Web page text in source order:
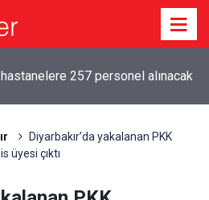
hastanelere 257 personel alınacak
Diyarbakır’da yakalanan PKK
üyesi çıktı